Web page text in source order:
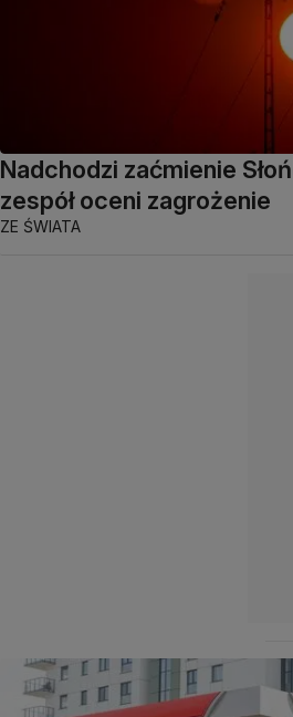
Nadchodzi zaćmienie
zespół oceni zagrożenie
ZE ŚWIATA